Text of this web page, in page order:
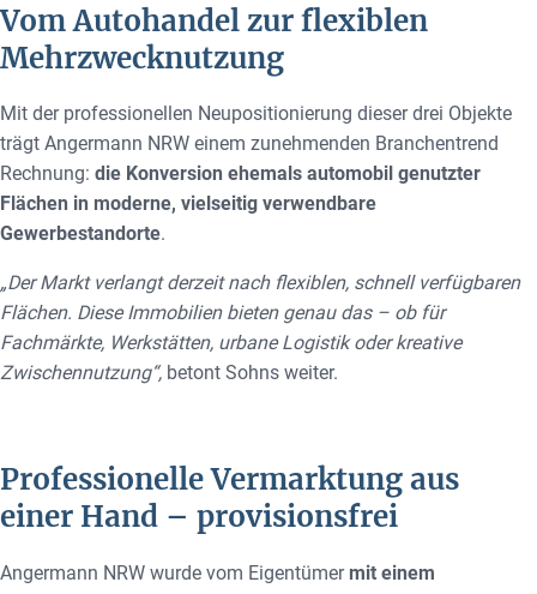
Vom Autohandel zur flexiblen
Mehrzwecknutzung
Mit der professionellen Neupositionierung dieser drei Objekte
trägt Angermann NRW einem zunehmenden Branchentrend
Rechnung: die Konversion ehemals automobil genutzter
Flächen in moderne, vielseitig verwendbare
Gewerbestandorte.
„Der Markt verlangt derzeit nach flexiblen, schnell verfügbaren
Flächen. Diese Immobilien bieten genau das – ob für
Fachmärkte, Werkstätten, urbane Logistik oder kreative
Zwischennutzung“, betont Sohns weiter.
Professionelle Vermarktung aus
einer Hand – provisionsfrei
Angermann NRW wurde vom Eigentümer mit einem